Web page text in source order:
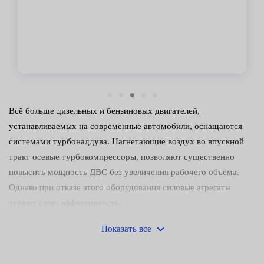
Всё больше дизельных и бензиновых двигателей,
устанавливаемых на современные автомобили, оснащаются
системами турбонаддува. Нагнетающие воздух во впускной
тракт осевые турбокомпрессоры, позволяют существенно
повысить мощность ДВС без увеличения рабочего объёма.
Однако при отказе этого оборудования силовые агрегаты
Причины и признаки
Показать все